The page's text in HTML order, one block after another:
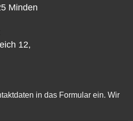
Minden
12,
in das Formular ein. Wir